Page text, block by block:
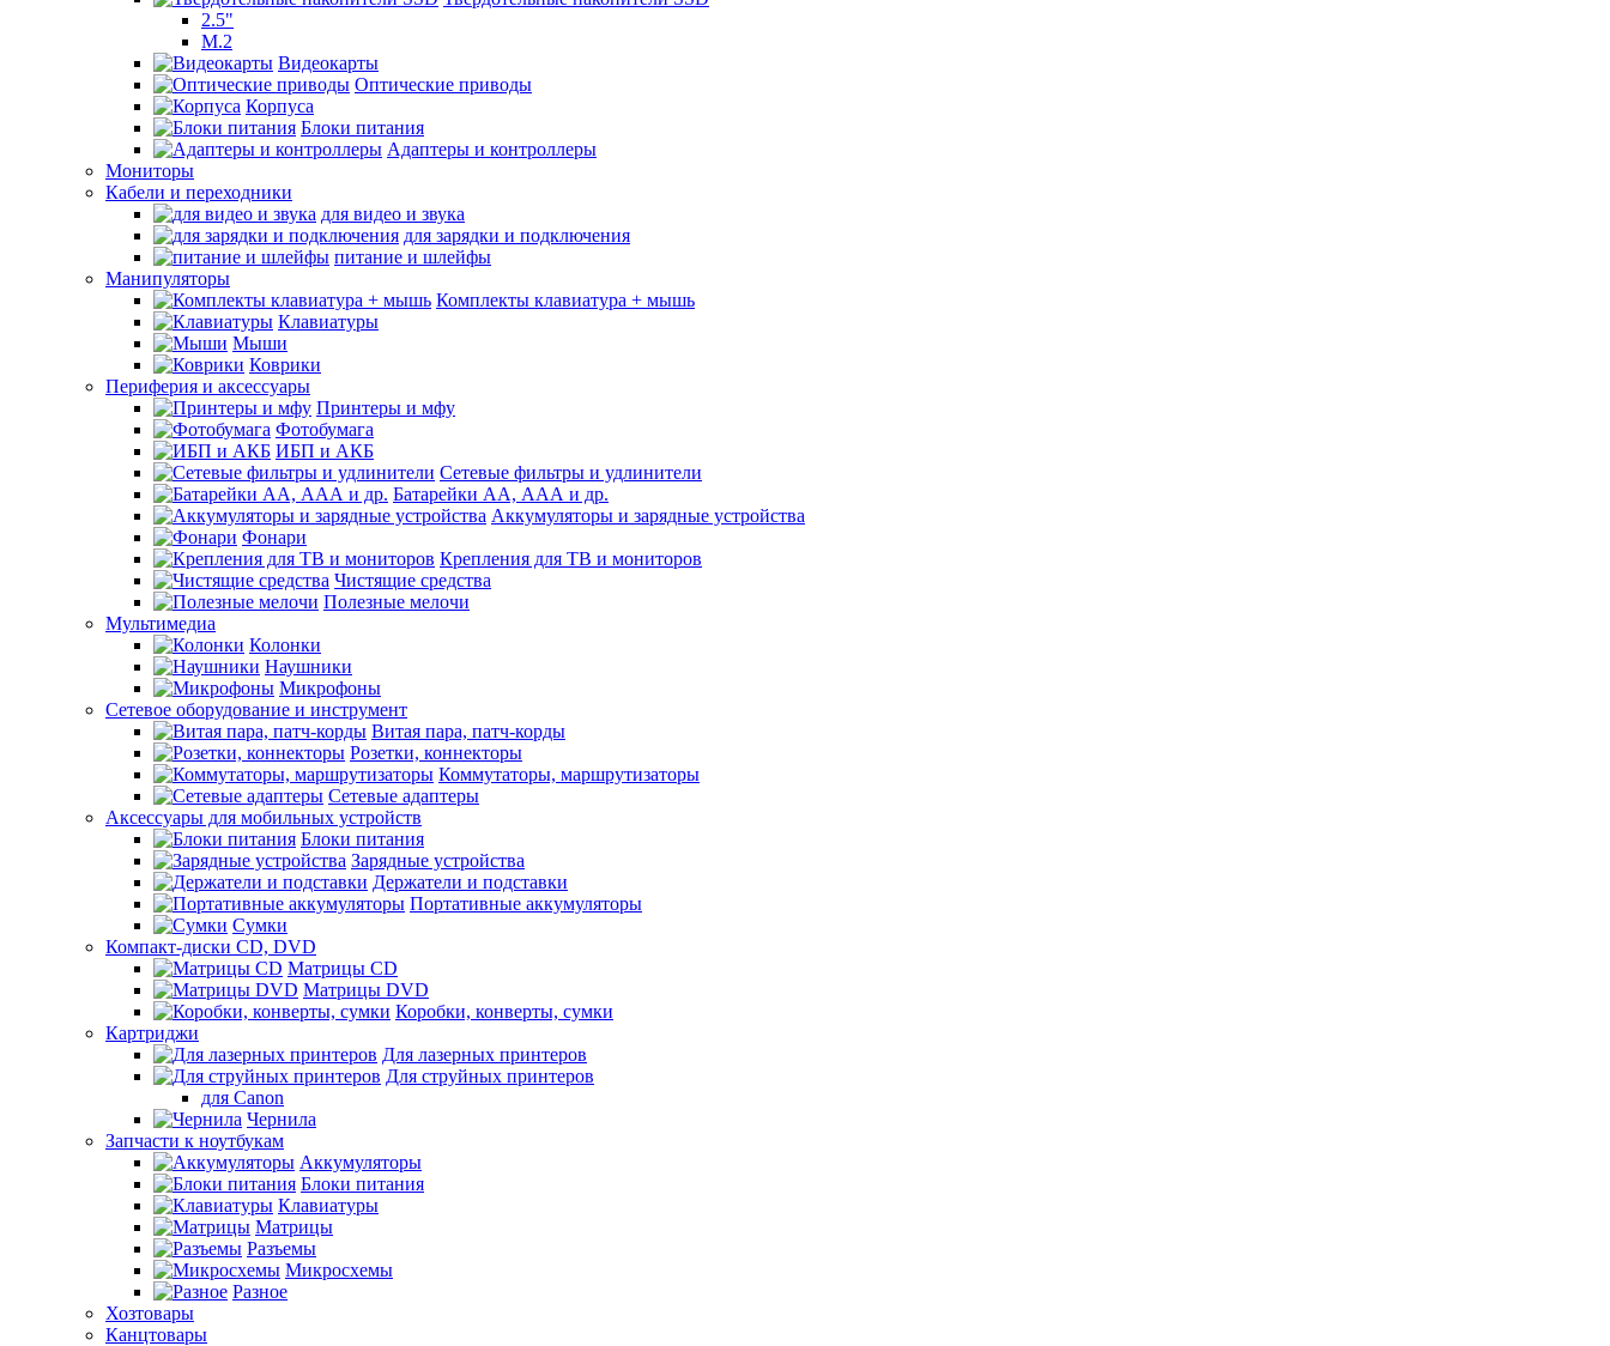
2.5"
M.2
Видеокарты
Оптические приводы
Корпуса
Блоки питания
Адаптеры и контроллеры
Мониторы
Кабели и переходники
для видео и звука
для зарядки и подключения
питание и шлейфы
Манипуляторы
Комплекты клавиатура + мышь
Клавиатуры
Мыши
Коврики
Периферия и аксессуары
Принтеры и мфу
Фотобумага
ИБП и АКБ
Сетевые фильтры и удлинители
Батарейки АА, ААА и др.
Аккумуляторы и зарядные устройства
Фонари
Крепления для ТВ и мониторов
Чистящие средства
Полезные мелочи
Мультимедиа
Колонки
Наушники
Микрофоны
Сетевое оборудование и инструмент
Витая пара, патч-корды
Розетки, коннекторы
Коммутаторы, маршрутизаторы
Сетевые адаптеры
Аксессуары для мобильных устройств
Блоки питания
Зарядные устройства
Держатели и подставки
Портативные аккумуляторы
Сумки
Компакт-диски CD, DVD
Матрицы CD
Матрицы DVD
Коробки, конверты, сумки
Картриджи
Для лазерных принтеров
Для струйных принтеров
для Canon
Чернила
Запчасти к ноутбукам
Аккумуляторы
Блоки питания
Клавиатуры
Матрицы
Разъемы
Микросхемы
Разное
Хозтовары
Канцтовары